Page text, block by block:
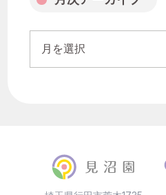
月を選択